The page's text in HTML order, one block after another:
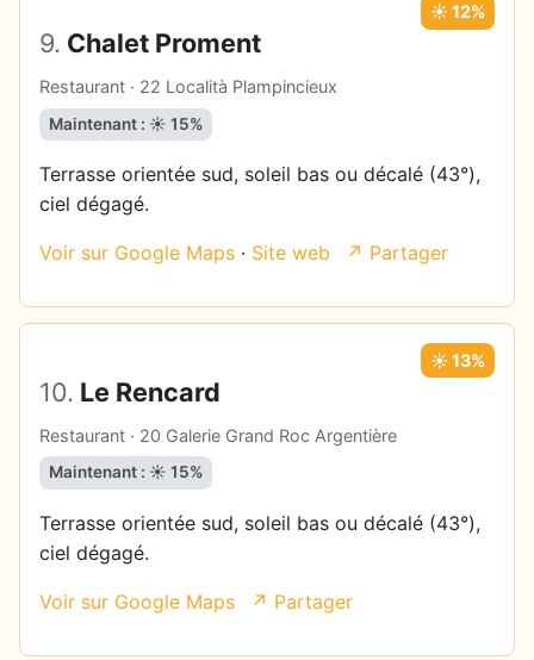
9. Chalet Proment
Restaurant · 22 Località Plampincieux
☀️ 12%
Maintenant : ☀️ 15%
Terrasse orientée sud, soleil bas ou décalé (43°),
ciel dégagé.
Voir sur Google Maps · Site web ↗ Partager
10. Le Rencard
Restaurant · 20 Galerie Grand Roc Argentière
☀️ 13%
Maintenant : ☀️ 15%
Terrasse orientée sud, soleil bas ou décalé (43°),
ciel dégagé.
Voir sur Google Maps ↗ Partager